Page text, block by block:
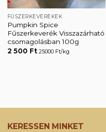
FŰSZERKEVERÉKEK
Pumpkin Spice
Fűszerkeverék Visszazárható
csomagolásban 100g
2 500 Ft25000 Ft/kg
KERESSEN MINKET